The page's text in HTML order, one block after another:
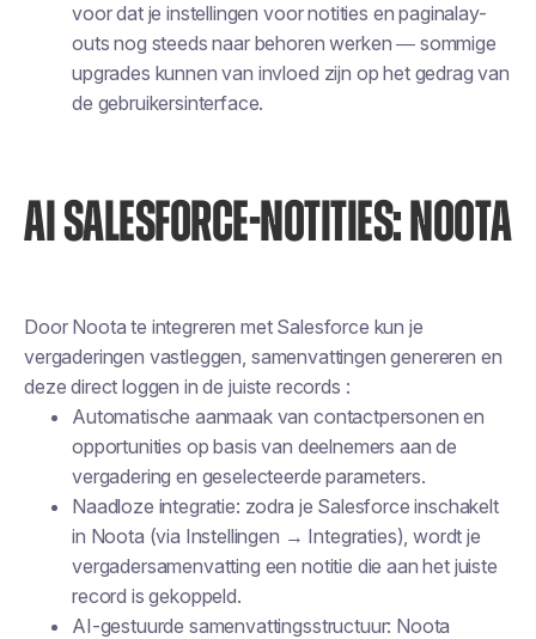
voor dat je instellingen voor notities en paginalay-
outs nog steeds naar behoren werken — sommige
upgrades kunnen van invloed zijn op het gedrag van
de gebruikersinterface.
AI SALESFORCE-NOTITIES: NOOTA
Door Noota te integreren met Salesforce kun je
vergaderingen vastleggen, samenvattingen genereren en
deze direct loggen in de juiste records :
Automatische aanmaak van contactpersonen en
opportunities op basis van deelnemers aan de
vergadering en geselecteerde parameters.
Naadloze integratie: zodra je Salesforce inschakelt
in Noota (via Instellingen → Integraties), wordt je
vergadersamenvatting een notitie die aan het juiste
record is gekoppeld.
AI-gestuurde samenvattingsstructuur: Noota